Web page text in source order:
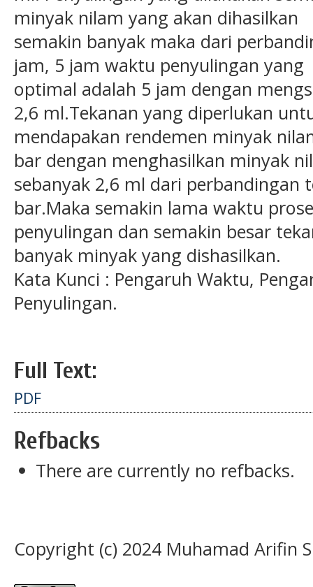
minyak nilam yang akan dihasilkan
semakin banyak maka dari
jam, 5 jam waktu penyulingan yang
optimal adalah 5 jam dengan
2,6 ml.Tekanan yang diperlukan
mendapakan rendemen minyak
bar dengan menghasilkan minyak
sebanyak 2,6 ml dari perbandingan
bar.Maka semakin lama waktu
penyulingan dan semakin besar
banyak minyak yang dishasilkan.
Kata Kunci : Pengaruh Waktu,
Penyulingan.
Full Text:
PDF
Refbacks
There are currently no refbacks.
Copyright (c) 2024 Muhamad Arifin